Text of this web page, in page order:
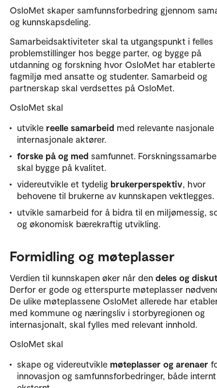
Delstrategi for forskning og utvikling
Delstrategi for utdanning
OsloMet skaper samfunnsforbedring gjennom
og kunnskapsdeling.
Samarbeidsaktiviteter skal ta utgangspunkt i felles
problemstillinger hos begge parter, og bygge på
utdanning og forskning hvor OsloMet har etablerte
fagmiljø med ansatte og studenter. Samarbeid og
partnerskap skal verdsettes på OsloMet.
OsloMet skal
utvikle reelle samarbeid med relevante nasjonale
internasjonale aktører.
forske på og med samfunnet.
skal bygge på kvalitet.
videreutvikle et tydelig brukerperspektiv , hvor
behovene til brukerne av kunnskapen vektlegges.
utvikle samarbeid for å bidra til en miljømessig,
og økonomisk bærekraftig utvikling.
Formidling og møteplasser
Verdien til kunnskapen øker når den deles og
Derfor er gode og etterspurte møteplasser
De ulike møteplassene OsloMet allerede har
med kommune og næringsliv i storbyregionen og
internasjonalt, skal fylles med relevant innhold.
OsloMet skal
skape og videreutvikle møteplasser og arenaer
innovasjon og samfunnsforbedringer, både